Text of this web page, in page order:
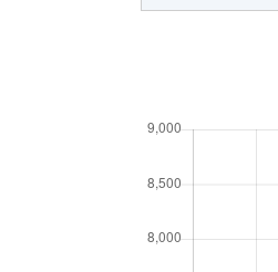
大崎
上大崎
北品川